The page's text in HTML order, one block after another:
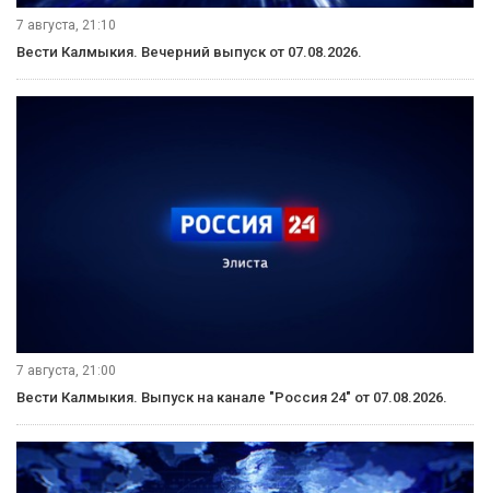
7 августа, 21:10
Вести Калмыкия. Вечерний выпуск от 07.08.2026.
7 августа, 21:00
Вести Калмыкия. Выпуск на канале "Россия 24" от 07.08.2026.